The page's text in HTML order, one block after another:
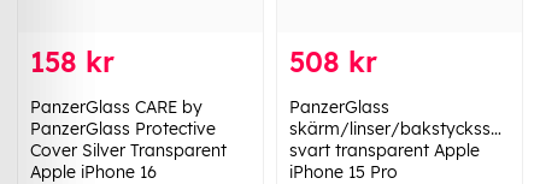
158 kr
PanzerGlass CARE by
PanzerGlass Protective
Cover Silver Transparent
Apple iPhone 16
508 kr
PanzerGlass
skärm/linser/bakstycksskydd
svart transparent Apple
iPhone 15 Pro